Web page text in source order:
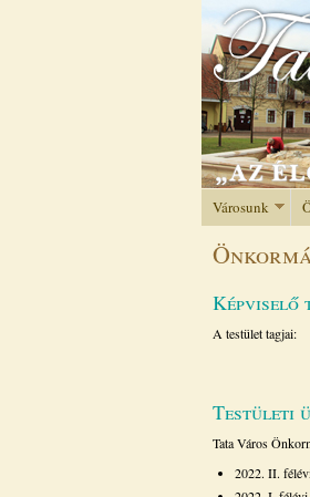
Városunk
Képviselő
A testület tagjai:
Testületi
Tata Város
2022. II.